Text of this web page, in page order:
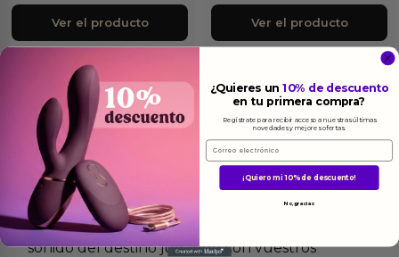
Ver el producto Ver el producto
Másinformacion
El susurro del disco girando sobre su eje es el
sonido del destino jugando con vuestros
¿Quieres un10% de descuento
en tu primera compra?
Regístrate para recibir acceso a nuestras últimas
novedades y mejores ofertas.
Email
¡Quiero mi 10% de descuento!
No, gracias